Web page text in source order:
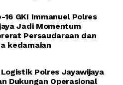
16 GKI Immanuel Polres
Jadi Momentum
Persaudaraan dan
kedamaian
Logistik Polres Jayawijaya
Dukungan Operasional